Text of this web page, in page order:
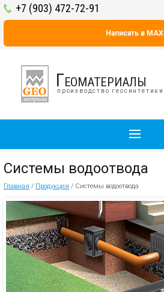
+7 (903) 472-72-91
Написать в MAX
Геоматериалы
производство геосинтетики
Системы водоотвода
Главная / Продукция / Системы водоотвода